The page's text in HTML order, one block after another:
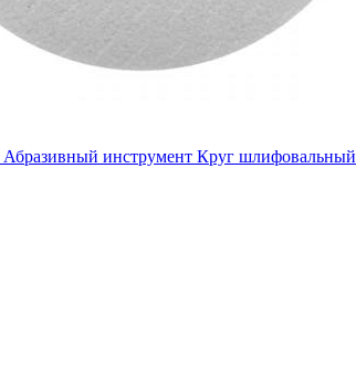
Абразивный инструмент Круг шлифовальный